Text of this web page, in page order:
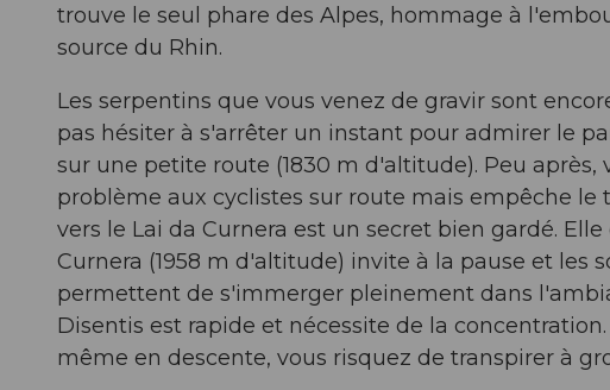
trouve le seul phare des Alpes, hommage à
source du Rhin.
Les serpentins que vous venez de gravir sont
pas hésiter à s'arrêter un instant pour admirer le
sur une petite route (1830 m d'altitude). Peu après,
problème aux cyclistes sur route mais empêche
vers le Lai da Curnera est un secret bien gardé.
Curnera (1958 m d'altitude) invite à la pause et
permettent de s'immerger pleinement dans
Disentis est rapide et nécessite de la
même en descente, vous risquez de transpirer à